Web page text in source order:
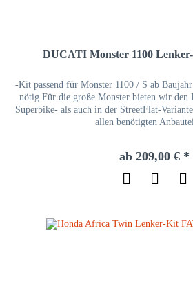
DUCATI Monster 1100
-Kit passend für Monster 1100 / S ab
nötig Für die große Monster bieten wir
Superbike- als auch in der StreetFlat-
allen benötigten
ab 209,00 € *